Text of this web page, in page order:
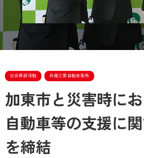
日本語 English
社会貢献活動 兵庫三菱自動車販売
加東市と災害時に
自動車等の支援に
を締結